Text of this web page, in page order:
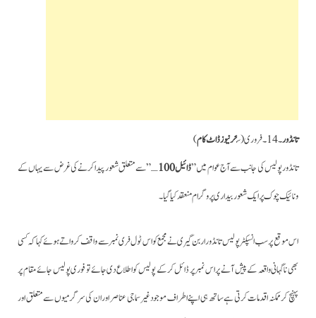
تانڈور۔14۔فروری (س حر نیوزڈاٹ کام)
تانڈور پولیس کی جانب سے آج عوام میں”ڈائیل 100
ـ” سے متعلق شعور پیدا کرنے کی غرض سے یہاں کے
ونائیک چوک پر ایک شعور بیداری پروگرام منعقد کیا گیا۔
اس موقع پر سب انسپکٹر پولیس تانڈور اربن گیری نے مجمع کو اس ٹول فری نمبر سے واقف کرواتے ہوئے کہا کہ کسی
بھی ناگہانی واقعہ کے پیش آنے پر اس نمبر پر ڈائل کرکے پولیس کو اطلاع دی جائے تو فوری پولیس جائے مقام پر
پہنچ کر ممکنہ اقدمات کرتی ہے ساتھ ہی اپنے اطراف موجودغیر سماجی عناصر اور ان کی سرگرمیوں سے متعلق اور